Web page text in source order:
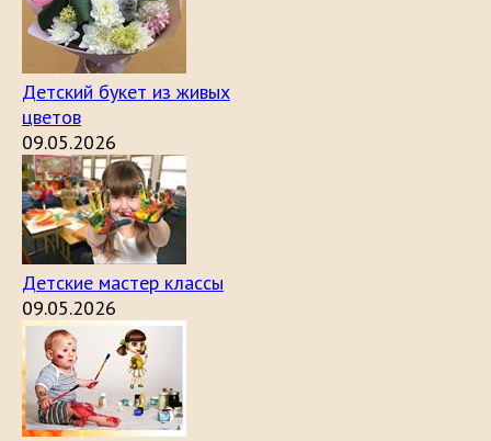
Детский букет из живых
цветов
09.05.2026
Детские мастер классы
09.05.2026